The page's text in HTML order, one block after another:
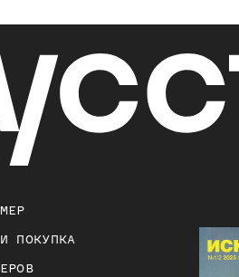
ПОКУПКА